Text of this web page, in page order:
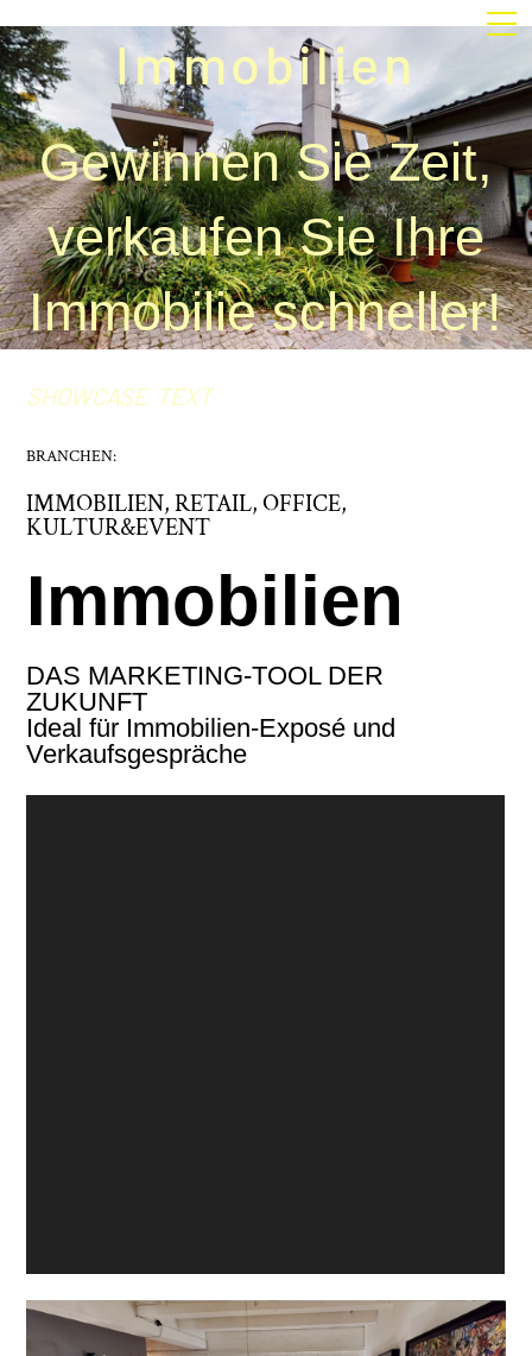
Immobilien
Gewinnen Sie Zeit,
verkaufen Sie Ihre
Immobilie schneller!
SHOWCASE TEXT
BRANCHEN:
IMMOBILIEN,RETAIL,OFFICE,
KULTUR&EVENT
Immobilien
DAS MARKETING-TOOL DER
ZUKUNFT
Ideal für Immobilien-Exposé und
Verkaufsgespräche